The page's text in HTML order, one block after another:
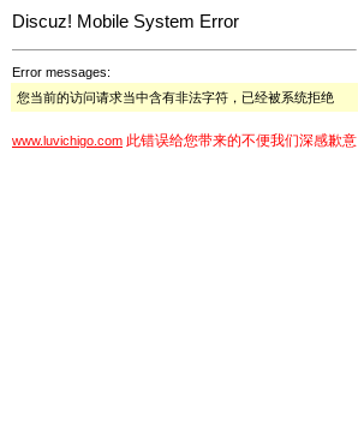
Discuz! Mobile System Error
Error messages:
您当前的访问请求当中含有非法字符，已经被系统拒绝
www.luvichigo.com 此错误给您带来的不便我们深感歉意